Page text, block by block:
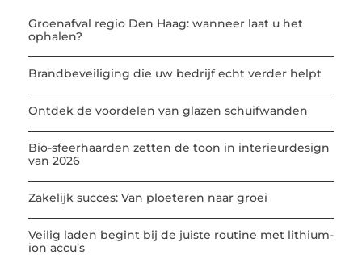
Groenafval regio Den Haag: wanneer laat u het
ophalen?
Brandbeveiliging die uw bedrijf echt verder helpt
Ontdek de voordelen van glazen schuifwanden
Bio-sfeerhaarden zetten de toon in interieurdesign
van 2026
Zakelijk succes: Van ploeteren naar groei
Veilig laden begint bij de juiste routine met lithium-
ion accu’s